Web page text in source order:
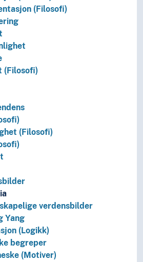
(Filosofi)
(Filosofi)
(Filosofi)
verdensbilder
Yang
(Logikk)
begreper
(Motiver)